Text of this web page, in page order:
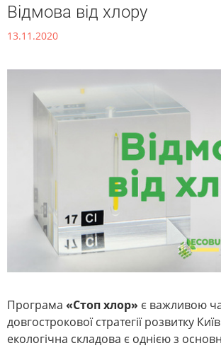
Відмова від хлору
13.11.2020
Програма «Стоп хлор» є важливою
довгострокової стратегії розвитку
екологічна складова є однією з